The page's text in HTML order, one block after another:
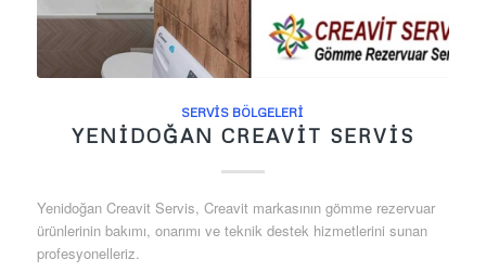
SERVIS BÖLGELERI
YENIDOĞAN CREAVIT SERVIS
Yenidoğan Creavit Servis, Creavit markasının gömme rezervuar
ürünlerinin bakımı, onarımı ve teknik destek hizmetlerini sunan
profesyonelleriz.